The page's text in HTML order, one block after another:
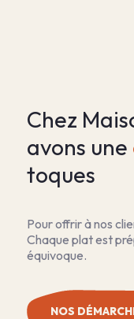
Chez
avons une
toques
Pour offrir à nos
Chaque plat est
équivoque.
NOS